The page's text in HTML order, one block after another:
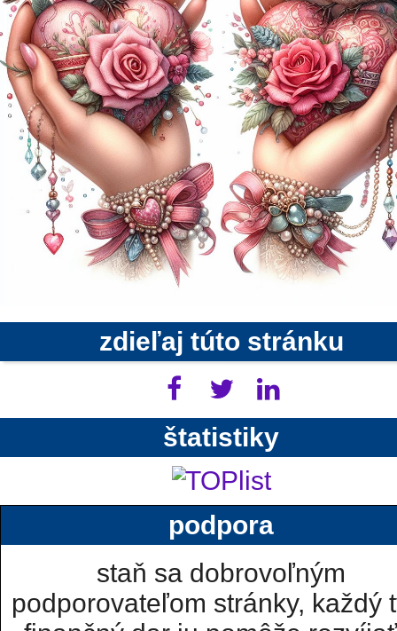
zdieľaj túto stránku
štatistiky
podpora
staň sa dobrovoľným
podporovateľom stránky, každý